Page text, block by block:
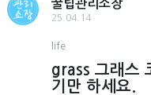
꿀팁관리소장
25.04.14
life
grass 그래스
기만 하세요.